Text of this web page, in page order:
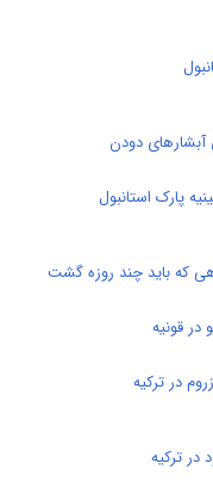
دودن
پارک استانبول
که باید چند روزه گشت
در قونیه
در ترکیه
در ترکیه